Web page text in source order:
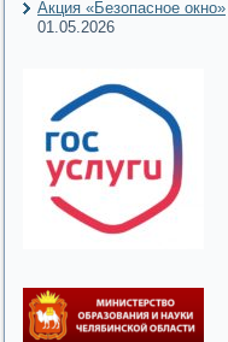
Акция «Безопасное окно»
01.05.2026